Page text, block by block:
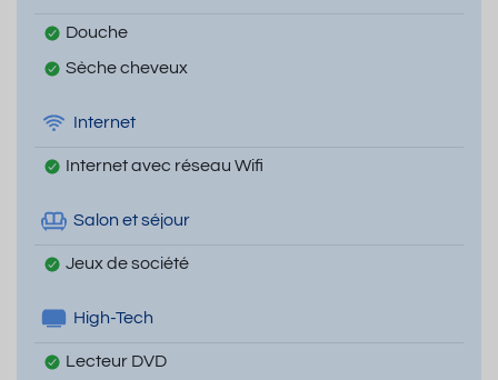
Douche
Sèche cheveux
Internet
Internet avec réseau Wifi
Salon et séjour
Jeux de société
High-Tech
Lecteur DVD